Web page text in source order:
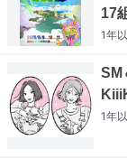
17
1年
SM
1年